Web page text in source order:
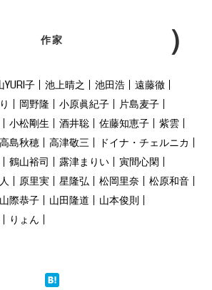
作家
YURI子 池上晴之 池田浩
遠藤徹
岡野隆 小原眞紀子
片島麦子
小松剛生 酒井聡 佐藤知恵子
紫雲
高島秋穂 高津敬三
ドイナ・チェルニカ
鶴山裕司 露津まりい
寅間心閑
原里実 星隆弘 松岡里奈
松原和音
山際恭子 山田隆道
山本俊則
りょん